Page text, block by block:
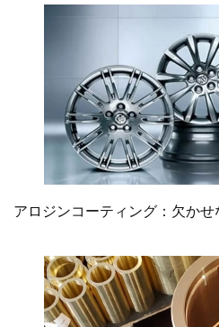
アロジンコーティング：欠か